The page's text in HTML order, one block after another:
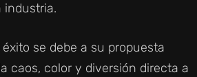
industria.
se debe a su propuesta
caos, color y diversión directa a